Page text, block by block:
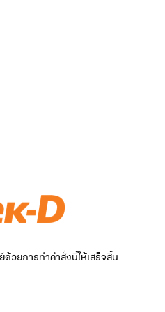
วยการทำคำสั่งนี้ให้เสร็จสิ้น